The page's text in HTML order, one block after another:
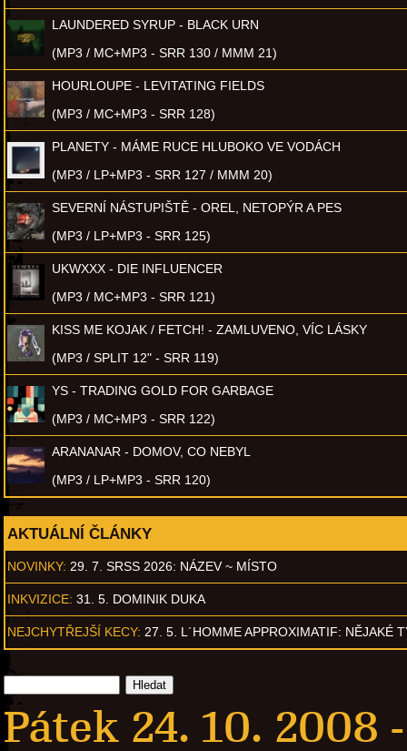
LAUNDERED SYRUP - BLACK URN
(MP3 / MC+MP3 - SRR 130 / MMM 21)
HOURLOUPE - LEVITATING FIELDS
(MP3 / MC+MP3 - SRR 128)
PLANETY - MÁME RUCE HLUBOKO VE VODÁCH
(MP3 / LP+MP3 - SRR 127 / MMM 20)
SEVERNÍ NÁSTUPIŠTĚ - OREL, NETOPÝR A PES
(MP3 / LP+MP3 - SRR 125)
UKWXXX - DIE INFLUENCER
(MP3 / MC+MP3 - SRR 121)
KISS ME KOJAK / FETCH! - ZAMLUVENO, VÍC LÁSKY
(MP3 / SPLIT 12" - SRR 119)
YS - TRADING GOLD FOR GARBAGE
(MP3 / MC+MP3 - SRR 122)
ARANANAR - DOMOV, CO NEBYL
(MP3 / LP+MP3 - SRR 120)
AKTUÁLNÍ ČLÁNKY
NOVINKY: 29. 7. SRSS 2026: NÁZEV ~ MÍSTO
INKVIZICE: 31. 5. DOMINIK DUKA
NEJCHYTŘEJŠÍ KECY: 27. 5. L´HOMME APPROXIMATIF: NĚJAKÉ
Pátek 24. 10. 2008